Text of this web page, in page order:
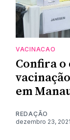
VACINACAO
Confira o
em
REDAÇÃO
dezembro 23, 2021